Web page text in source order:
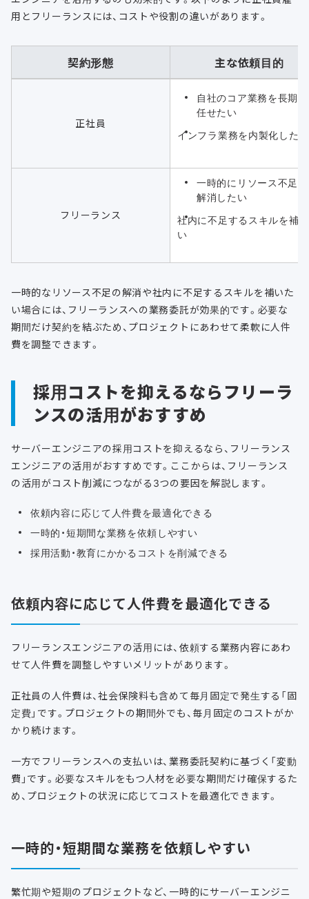
用とフリーランスには、コストや役割の違いがあります。
契約形態 主な依頼目的
正社員
自社のコア業務を長期
任せたい
インフラ業務を内製化したい
フリーランス
一時的にリソース不足を
解消したい
社内に不足するスキルを補
い
一時的なリソース不足の解消や社内に不足するスキルを補いた
い場合には、フリーランスへの業務委託が効果的です。必要な
期間だけ契約を結ぶため、プロジェクトにあわせて柔軟に人件
費を調整できます。
採用コストを抑えるならフリーラ
ンスの活用がおすすめ
サーバーエンジニアの採用コストを抑えるなら、フリーランス
エンジニアの活用がおすすめです。ここからは、フリーランス
の活用がコスト削減につながる3つの要因を解説します。
依頼内容に応じて人件費を最適化できる
一時的・短期間な業務を依頼しやすい
採用活動・教育にかかるコストを削減できる
依頼内容に応じて人件費を最適化できる
フリーランスエンジニアの活用には、依頼する業務内容にあわ
せて人件費を調整しやすいメリットがあります。
正社員の人件費は、社会保険料も含めて毎月固定で発生する「固
定費」です。プロジェクトの期間外でも、毎月固定のコストがか
かり続けます。
一方でフリーランスへの支払いは、業務委託契約に基づく「変動
費」です。必要なスキルをもつ人材を必要な期間だけ確保するた
め、プロジェクトの状況に応じてコストを最適化できます。
一時的・短期間な業務を依頼しやすい
繁忙期や短期のプロジェクトなど、一時的にサーバーエンジニ